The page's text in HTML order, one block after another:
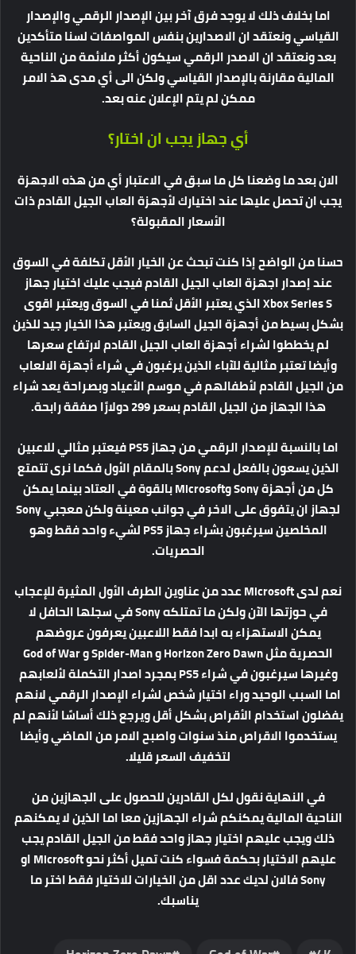
اما بخلاف ذلك لا يوجد فرق آخر بين الإصدار الرقمي والإصدار
القياسي ونعتقد ان الاصدارين بنفس المواصفات لسنا متأكدين
بعد ونعتقد ان الاصدر الرقمي سيكون أكثر ملائمة من الناحية
المالية مقارنة بالإصدار القياسي ولكن الى أي مدى هذ الامر
ممكن لم يتم الإعلان عنه بعد.
أي جهاز يجب ان اختار؟
الان بعد ما وضعنا كل ما سبق في الاعتبار أي من هذه الاجهزة
يجب ان تحصل عليها عند اختيارك لأجهزة العاب الجيل القادم ذات
الأسعار المقبولة؟
حسنا من الواضح إذا كنت تبحث عن الخيار الأقل تكلفة في السوق
عند إصدار اجهزة العاب الجيل القادم فيجب عليك اختيار جهاز
Xbox Series S الذي يعتبر الأقل ثمنا في السوق ويعتبر اقوى
بشكل بسيط من أجهزة الجيل السابق ويعتبر هذا الخيار جيد للذين
لم يخططوا لشراء أجهزة العاب الجيل القادم لارتفاع سعرها
وأيضا تعتبر مثالية للآباء الذين يرغبون في شراء أجهزة الالعاب
من الجيل القادم لأطفالهم في موسم الأعياد وبصراحة يعد شراء
هذا الجهاز من الجيل القادم بسعر 299 دولارًا صفقة رابحة.
اما بالنسبة للإصدار الرقمي من جهاز PS5 فيعتبر مثالي للاعبين
الذين يسعون بالفعل لدعم Sony بالمقام الأول فكما نرى تتمتع
كل من أجهزة Sony وMicrosoft بالقوة في العتاد بينما يمكن
لجهاز ان يتفوق على الاخر في جوانب معينة ولكن معجبي Sony
المخلصين سيرغبون بشراء جهاز PS5 لشيء واحد فقط وهو
الحصريات.
نعم لدى Microsoft عدد من عناوين الطرف الأول المثيرة للإعجاب
في حوزتها الآن ولكن ما تمتلكه Sony في سجلها الحافل لا
يمكن الاستهزاء به ابدا فقط اللاعبين يعرفون عروضهم
الحصرية مثل Horizon Zero Dawn و Spider-Man و God of War
وغيرها سيرغبون في شراء PS5 بمجرد اصدار التكملة لألعابهم
اما السبب الوحيد وراء اختيار شخص لشراء الإصدار الرقمي لانهم
يفضلون استخدام الأقراص بشكل أقل ويرجع ذلك أساسًا لأنهم لم
يستخدموا الاقراص منذ سنوات واصبح الامر من الماضي وأيضا
لتخفيف السعر قليلا.
في النهاية نقول لكل القادرين للحصول على الجهازين من
الناحية المالية يمكنكم شراء الجهازين معا اما الذين لا يمكنهم
ذلك ويجب عليهم اختيار جهاز واحد فقط من الجيل القادم يجب
عليهم الاختيار بحكمة فسواء كنت تميل أكثر نحو Microsoft او
Sony فالان لديك عدد اقل من الخيارات للاختيار فقط اختر ما
يناسبك.